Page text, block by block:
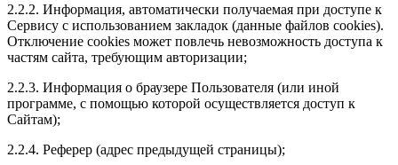
2.2.2. Информация, автоматически получаемая при доступе к
Сервису с использованием закладок (данные файлов cookies).
Отключение cookies может повлечь невозможность доступа к
частям сайта, требующим авторизации;
2.2.3. Информация о браузере Пользователя (или иной
программе, с помощью которой осуществляется доступ к
Сайтам);
2.2.4. Реферер (адрес предыдущей страницы);